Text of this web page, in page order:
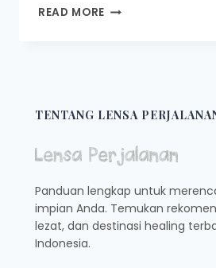
READ MORE REKOMENDASI
SABANG
TENTANG LENSA
Panduan lengkap untuk
impian Anda. Temukan
lezat, dan destinasi healing
Indonesia.